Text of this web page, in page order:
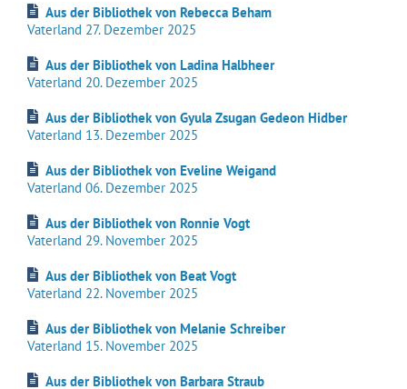
Aus der Bibliothek von Rebecca Beham
Vaterland 27. Dezember 2025
Aus der Bibliothek von Ladina Halbheer
Vaterland 20. Dezember 2025
Aus der Bibliothek von Gyula Zsugan Gedeon Hidber
Vaterland 13. Dezember 2025
Aus der Bibliothek von Eveline Weigand
Vaterland 06. Dezember 2025
Aus der Bibliothek von Ronnie Vogt
Vaterland 29. November 2025
Aus der Bibliothek von Beat Vogt
Vaterland 22. November 2025
Aus der Bibliothek von Melanie Schreiber
Vaterland 15. November 2025
Aus der Bibliothek von Barbara Straub